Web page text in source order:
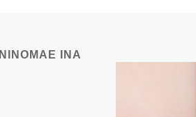
NINOMAE INA